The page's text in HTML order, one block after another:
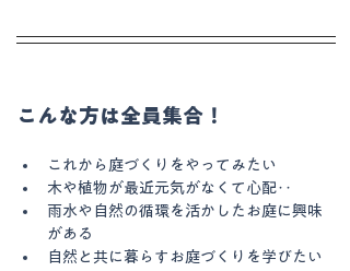
こんな方は全員集合！
これから庭づくりをやってみたい
木や植物が最近元気がなくて心配‥
雨水や自然の循環を活かしたお庭に興味
がある
自然と共に暮らすお庭づくりを学びたい